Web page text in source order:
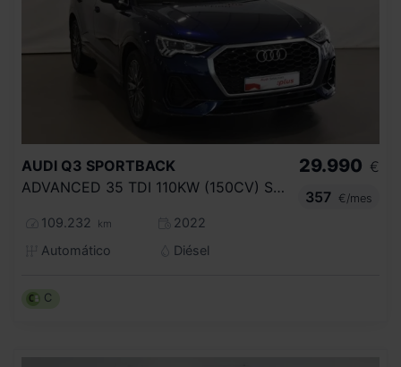
AUDI Q3 SPORTBACK
ADVANCED 35 TDI 110KW (150CV) S TRONIC
109.232 km
2022
Automático
Diésel
29.990 €
357
€/mes
C